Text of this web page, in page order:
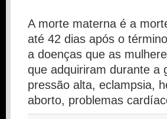
A morte materna é a
até 42 dias após o
a doenças que as
que adquiriram durante a
pressão alta, eclampsia,
aborto, problemas